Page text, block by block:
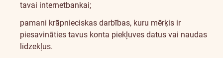
tavai internetbankai;
pamani krāpnieciskas darbības, kuru mērķis ir
piesavināties tavus konta piekļuves datus vai naudas
līdzekļus.